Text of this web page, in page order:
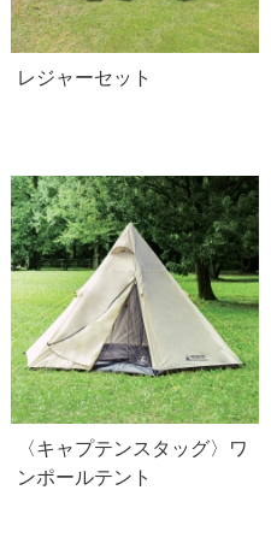
レジャーセット
〈キャプテンスタッグ〉ワ
ンポールテント